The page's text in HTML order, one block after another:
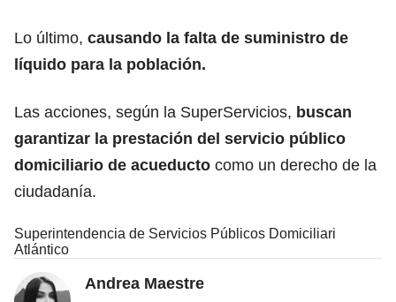
Lo último, causando la falta de suministro de
líquido para la población.
Las acciones, según la SuperServicios, buscan
garantizar la prestación del servicio público
domiciliario de acueducto como un derecho de la
ciudadanía.
Superintendencia de Servicios Públicos Domiciliari
Atlántico
Andrea Maestre